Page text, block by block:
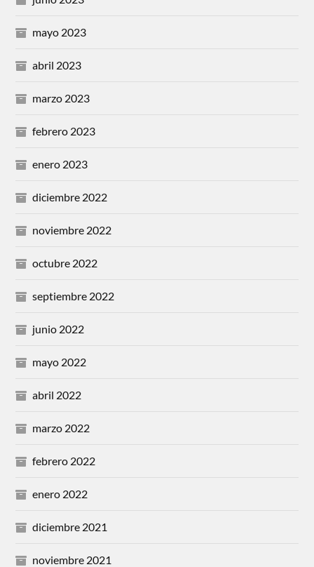
mayo 2023
abril 2023
marzo 2023
febrero 2023
enero 2023
diciembre 2022
noviembre 2022
octubre 2022
septiembre 2022
junio 2022
mayo 2022
abril 2022
marzo 2022
febrero 2022
enero 2022
diciembre 2021
noviembre 2021